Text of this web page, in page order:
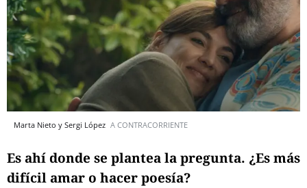
Marta Nieto y Sergi López A CONTRACORRIENTE
Es ahí donde se plantea la pregunta. ¿Es más
difícil amar o hacer poesía?